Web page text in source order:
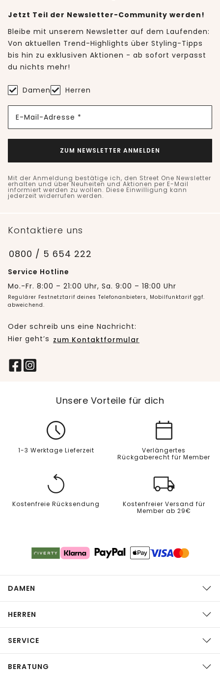
Jetzt Teil der Newsletter-Community werden!
Bleibe mit unserem Newsletter auf dem Laufenden:
Von aktuellen Trend-Highlights über Styling-Tipps
bis hin zu exklusiven Aktionen - ab sofort verpasst
du nichts mehr!
Damen Herren
E-Mail-Adresse *
ZUM NEWSLETTER ANMELDEN
Mit der Anmeldung bestätige ich, den Street One Newsletter
erhalten und über Neuheiten und Aktionen per E-Mail
informiert werden zu wollen. Diese Einwilligung kann
jederzeit widerrufen werden.
Kontaktiere uns
0800 / 5 654 222
Service Hotline
Mo.-Fr. 8:00 – 21:00 Uhr, Sa. 9:00 – 18:00 Uhr
Regulärer Festnetztarif deines Telefonanbieters, Mobilfunktarif ggf.
abweichend.
Oder schreib uns eine Nachricht:
Hier geht’s zum Kontaktformular
Unsere Vorteile für dich
1-3 Werktage Lieferzeit
Verlängertes
Rückgaberecht für Member
Kostenfreie Rücksendung
Kostenfreier Versand für
Member ab 29€
DAMEN
HERREN
SERVICE
BERATUNG